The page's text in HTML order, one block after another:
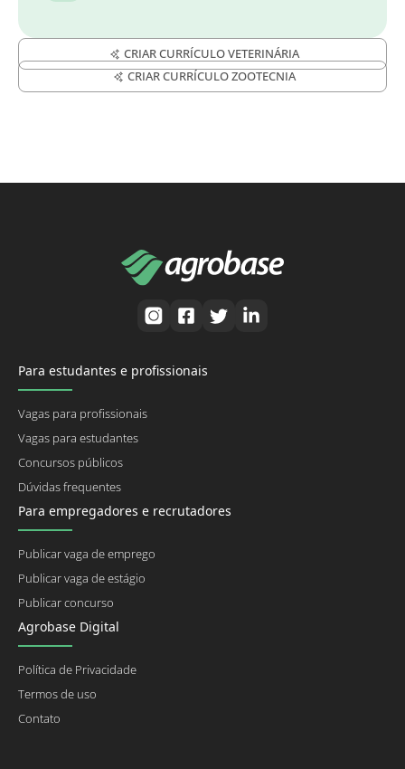
CRIAR CURRÍCULO VETERINÁRIA
CRIAR CURRÍCULO ZOOTECNIA
Para estudantes e profissionais
Vagas para profissionais
Vagas para estudantes
Concursos públicos
Dúvidas frequentes
Para empregadores e recrutadores
Publicar vaga de emprego
Publicar vaga de estágio
Publicar concurso
Agrobase Digital
Política de Privacidade
Termos de uso
Contato